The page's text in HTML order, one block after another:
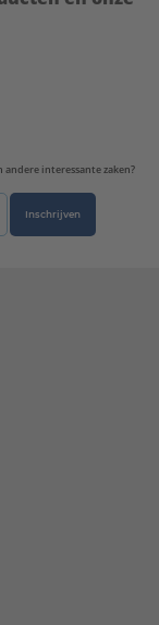
interessante zaken?
Inschrijven